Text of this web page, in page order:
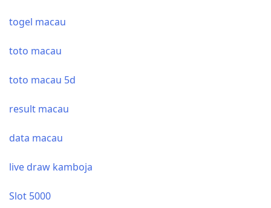
togel macau
toto macau
toto macau 5d
result macau
data macau
live draw kamboja
Slot 5000